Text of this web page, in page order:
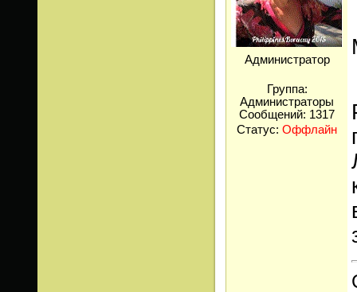
Администратор
Группа:
Администраторы
Сообщений: 1317
Статус: Оффлайн